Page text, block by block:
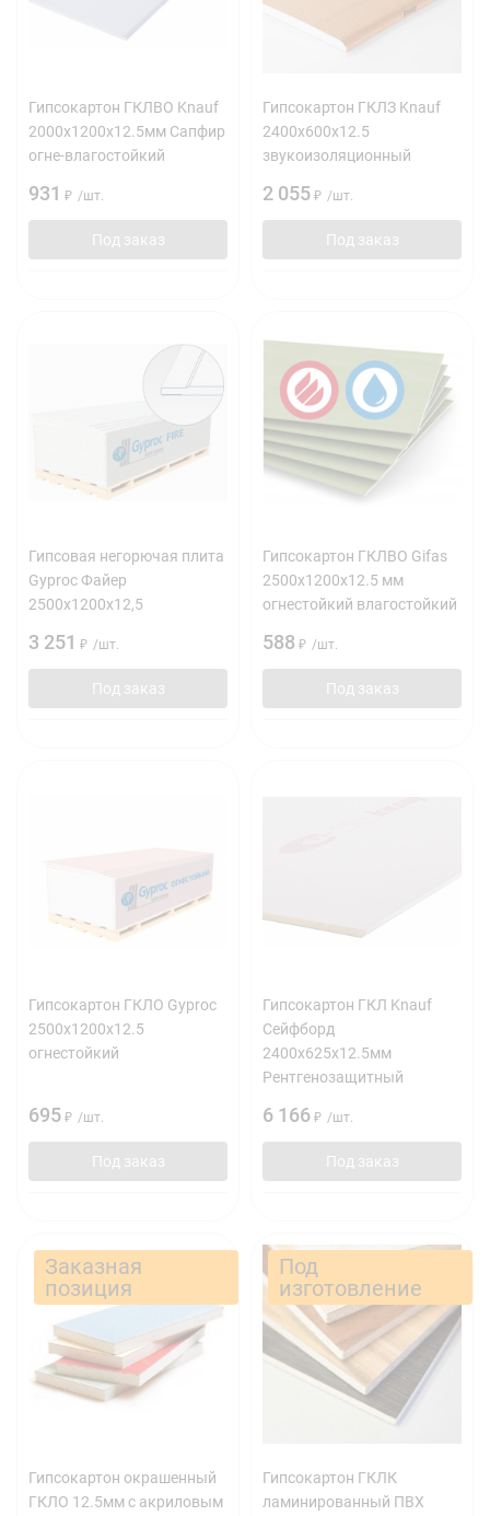
Гипсокартон ГКЛВО Knauf
2000х1200х12.5мм Сапфир
огне-влагостойкий
931 ₽ /шт.
Под заказ
Гипсокартон ГКЛЗ Knauf
2400х600х12.5
звукоизоляционный
2 055 ₽ /шт.
Под заказ
Гипсовая негорючая плита
Gyproc Файер
2500х1200х12,5
3 251 ₽ /шт.
Под заказ
Гипсокартон ГКЛВО Gifas
2500х1200х12.5 мм
огнестойкий влагостойкий
588 ₽ /шт.
Под заказ
Гипсокартон ГКЛО Gyproc
2500х1200х12.5
огнестойкий
695 ₽ /шт.
Под заказ
Гипсокартон ГКЛ Knauf
Сейфборд
2400х625х12.5мм
Рентгенозащитный
6 166 ₽ /шт.
Под заказ
Заказная
позиция
Гипсокартон окрашенный
ГКЛО 12.5мм с акриловым
Под
изготовление
Гипсокартон ГКЛК
ламинированный ПВХ